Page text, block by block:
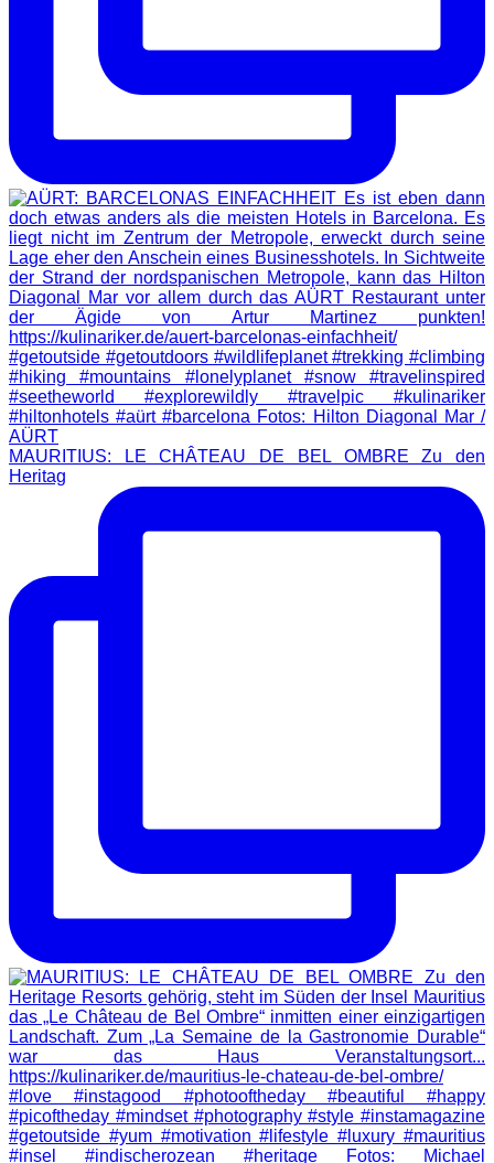
MAURITIUS: LE CHÂTEAU DE BEL OMBRE Zu den
Heritag